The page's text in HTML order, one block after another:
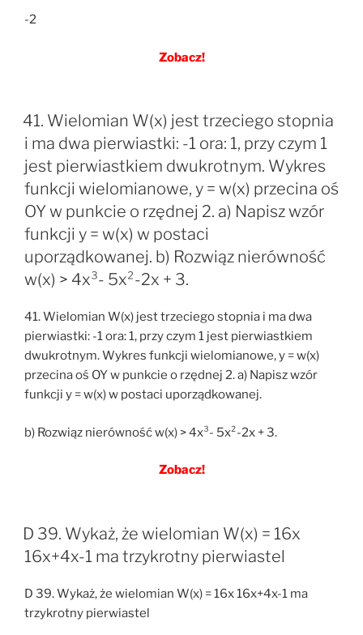
-2
Zobacz!
41. Wielomian W(x) jest trzeciego stopnia
i ma dwa pierwiastki: -1 ora: 1, przy czym 1
jest pierwiastkiem dwukrotnym. Wykres
funkcji wielomianowe, y = w(x) przecina oś
OY w punkcie o rzędnej 2. a) Napisz wzór
funkcji y = w(x) w postaci
uporządkowanej. b) Rozwiąz nierówność
w(x) > 4x³- 5x²-2x + 3.
41. Wielomian W(x) jest trzeciego stopnia i ma dwa
pierwiastki: -1 ora: 1, przy czym 1 jest pierwiastkiem
dwukrotnym. Wykres funkcji wielomianowe, y = w(x)
przecina oś OY w punkcie o rzędnej 2. a) Napisz wzór
funkcji y = w(x) w postaci uporządkowanej.
b) Rozwiąz nierówność w(x) > 4x³- 5x²-2x + 3.
Zobacz!
D 39. Wykaż, że wielomian W(x) = 16x
16x+4x-1 ma trzykrotny pierwiastel
D 39. Wykaż, że wielomian W(x) = 16x 16x+4x-1 ma
trzykrotny pierwiastel